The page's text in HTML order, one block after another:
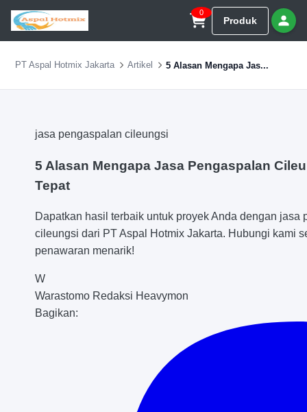
0
Produk
PT Aspal Hotmix Jakarta Artikel 5 Alasan Mengapa Jas...
jasa pengaspalan cileungsi
5 Alasan Mengapa Jasa Pengaspalan
Tepat
Dapatkan hasil terbaik untuk proyek Anda dengan jasa
cileungsi dari PT Aspal Hotmix Jakarta. Hubungi kami
penawaran menarik!
W
Warastomo Redaksi Heavymon
Bagikan: